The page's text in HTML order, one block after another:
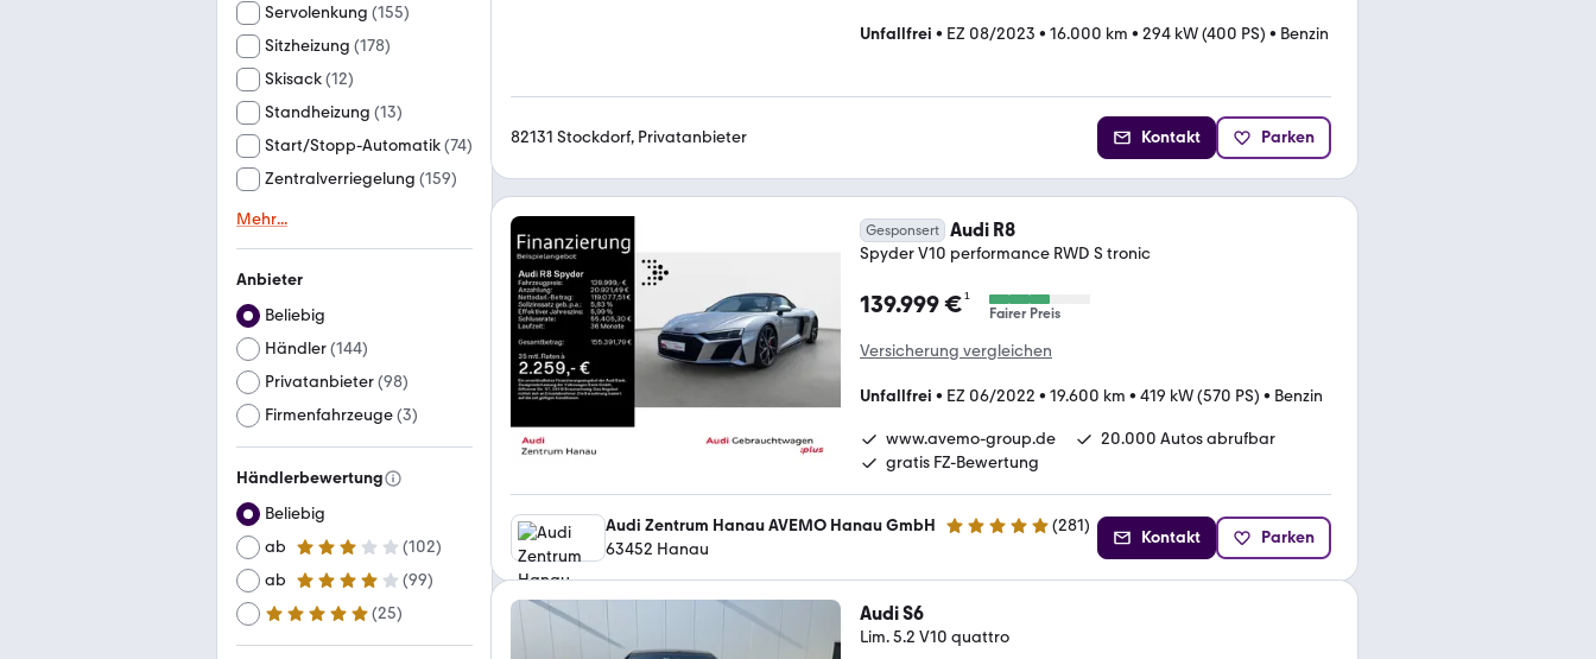
Servolenkung (155)
Sitzheizung (178)
Skisack(12)
Standheizung (13)
Start/Stopp-Automatik(74)
Zentralverriegelung (159)
Mehr...
Anbieter
Beliebig
Händler(144)
Privatanbieter(98)
Firmenfahrzeuge(3)
Händlerbewertung
Beliebig
ab
3 Sterne (102)
ab
4 Sterne (99)
ab
5 Sterne (25)
Unfallfrei • EZ 08/2023 • 16.000 km • 294 kW (400 PS) • Benzin
82131 Stockdorf, Privatanbieter Kontakt Parken
Gesponsert Audi R8
Spyder V10 performance RWD S tronic
139.999 €¹
Fairer Preis
Versicherung vergleichen
Unfallfrei • EZ 06/2022 • 19.600 km • 419 kW (570 PS) • Benzin
www.avemo-group.de
20.000 Autos abrufbar
gratis FZ-Bewertung
Audi Zentrum Hanau AVEMO Hanau GmbH 4.9 Sterne (281)
63452 Hanau
Kontakt Parken
Audi S6
Lim. 5.2 V10 quattro